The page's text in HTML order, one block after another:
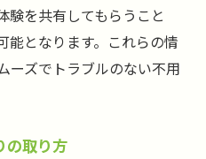
験を共有してもらうこと
能となります。これらの情
ーズでトラブルのない不用
の取り方